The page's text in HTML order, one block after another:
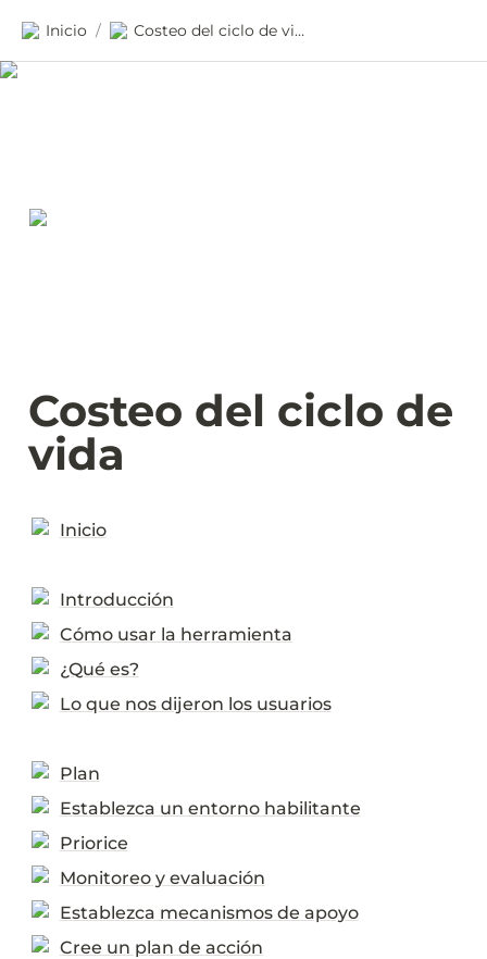
Inicio / Costeo del ciclo de vida
Costeo del ciclo de
vida
Inicio
Introducción
Cómo usar la herramienta
¿Qué es?
Lo que nos dijeron los usuarios
Plan
Establezca un entorno habilitante
Priorice
Monitoreo y evaluación
Establezca mecanismos de apoyo
Cree un plan de acción